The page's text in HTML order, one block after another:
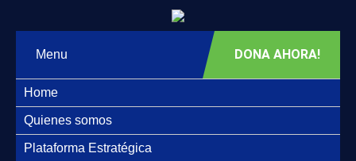
Menu
Home
Quienes somos
Plataforma Estratégica
DONA AHORA!